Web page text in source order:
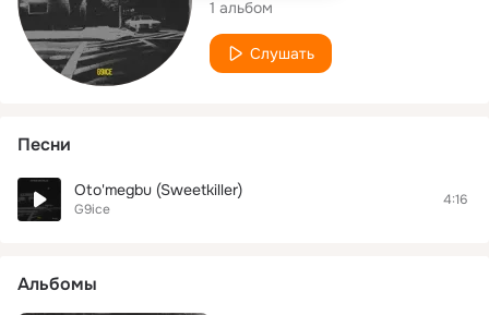
1 альбом
Слушать
Песни
Oto'megbu (Sweetkiller)
G9ice
4:16
Альбомы